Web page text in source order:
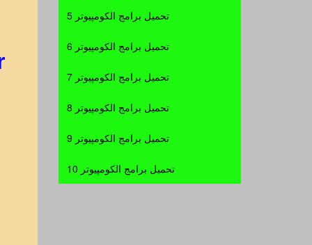
تحميل برامج الكومپيوتر 5
تحميل برامج الكومپيوتر 6
تحميل برامج الكومپيوتر 7
تحميل برامج الكومپيوتر 8
تحميل برامج الكومپيوتر 9
تحميل برامج الكومپيوتر 10